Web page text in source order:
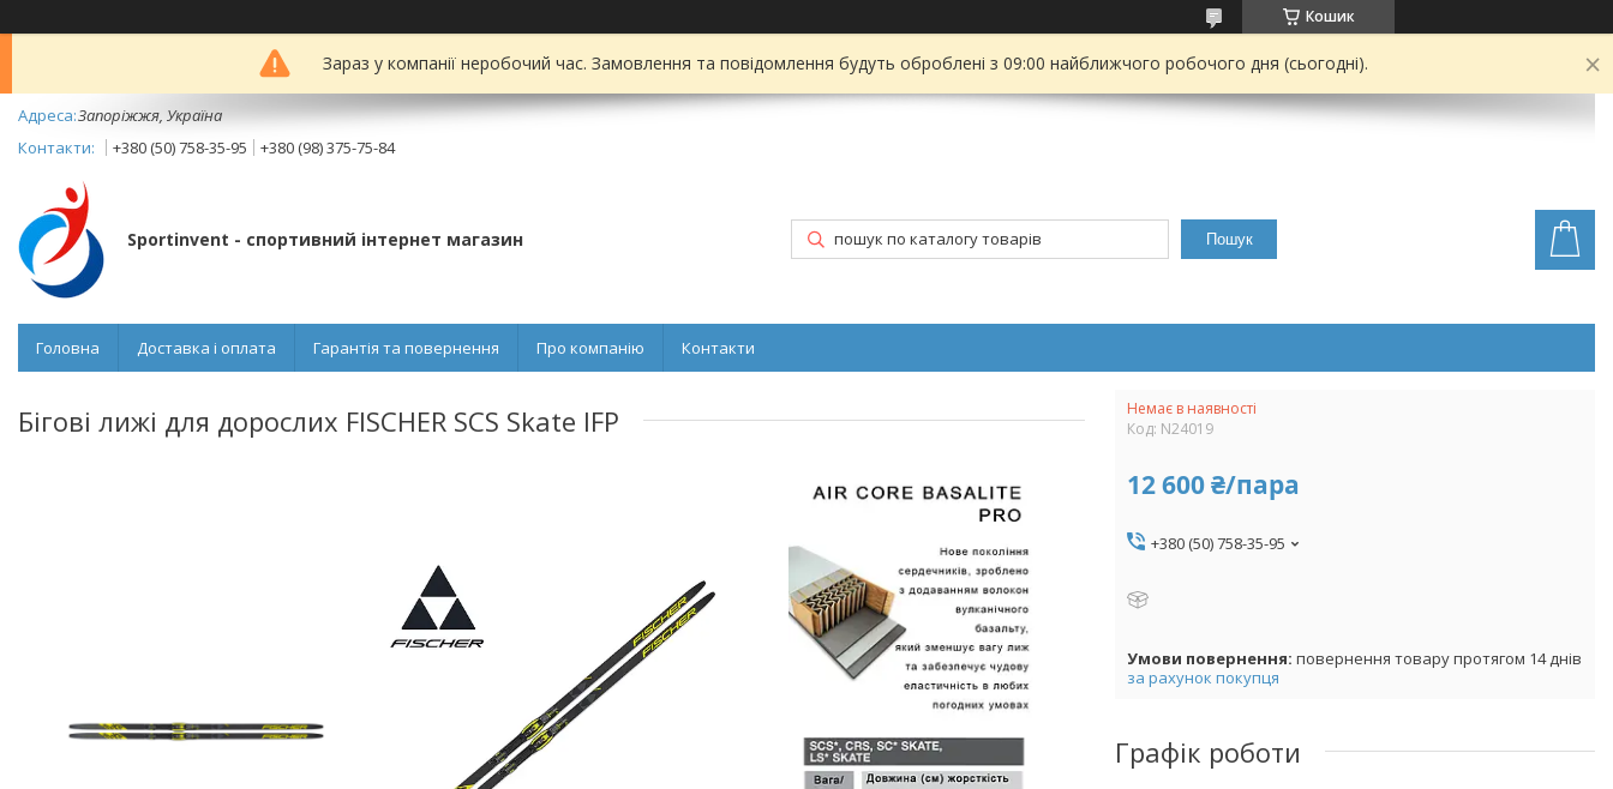
Кошик
Зараз у компанії неробочий час. Замовлення та повідомлення будуть оброблені з 09:00 найближчого робочого дня (сьогодні).
Запоріжжя, Україна
+380 (50) 758-35-95
+380 (98) 375-75-84
Sportinvent - спортивний інтернет магазин Пошук
Головна Доставка і оплата Гарантія та повернення Про компанію Контакти
Бігові лижі для дорослих FISCHER SCS Skate IFP
Немає в наявності
Код: N24019
12 600 ₴/пара
+380 (50) 758-35-95
повернення товару протягом 14 днів
за рахунок покупця
Графік роботи